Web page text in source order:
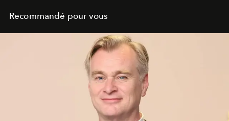
Recommandé pour vous